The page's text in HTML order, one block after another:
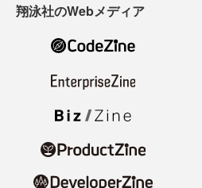
翔泳社のWebメディア